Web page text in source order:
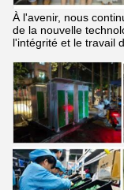
À l'avenir, nous
de la nouvelle
l'intégrité et le travail